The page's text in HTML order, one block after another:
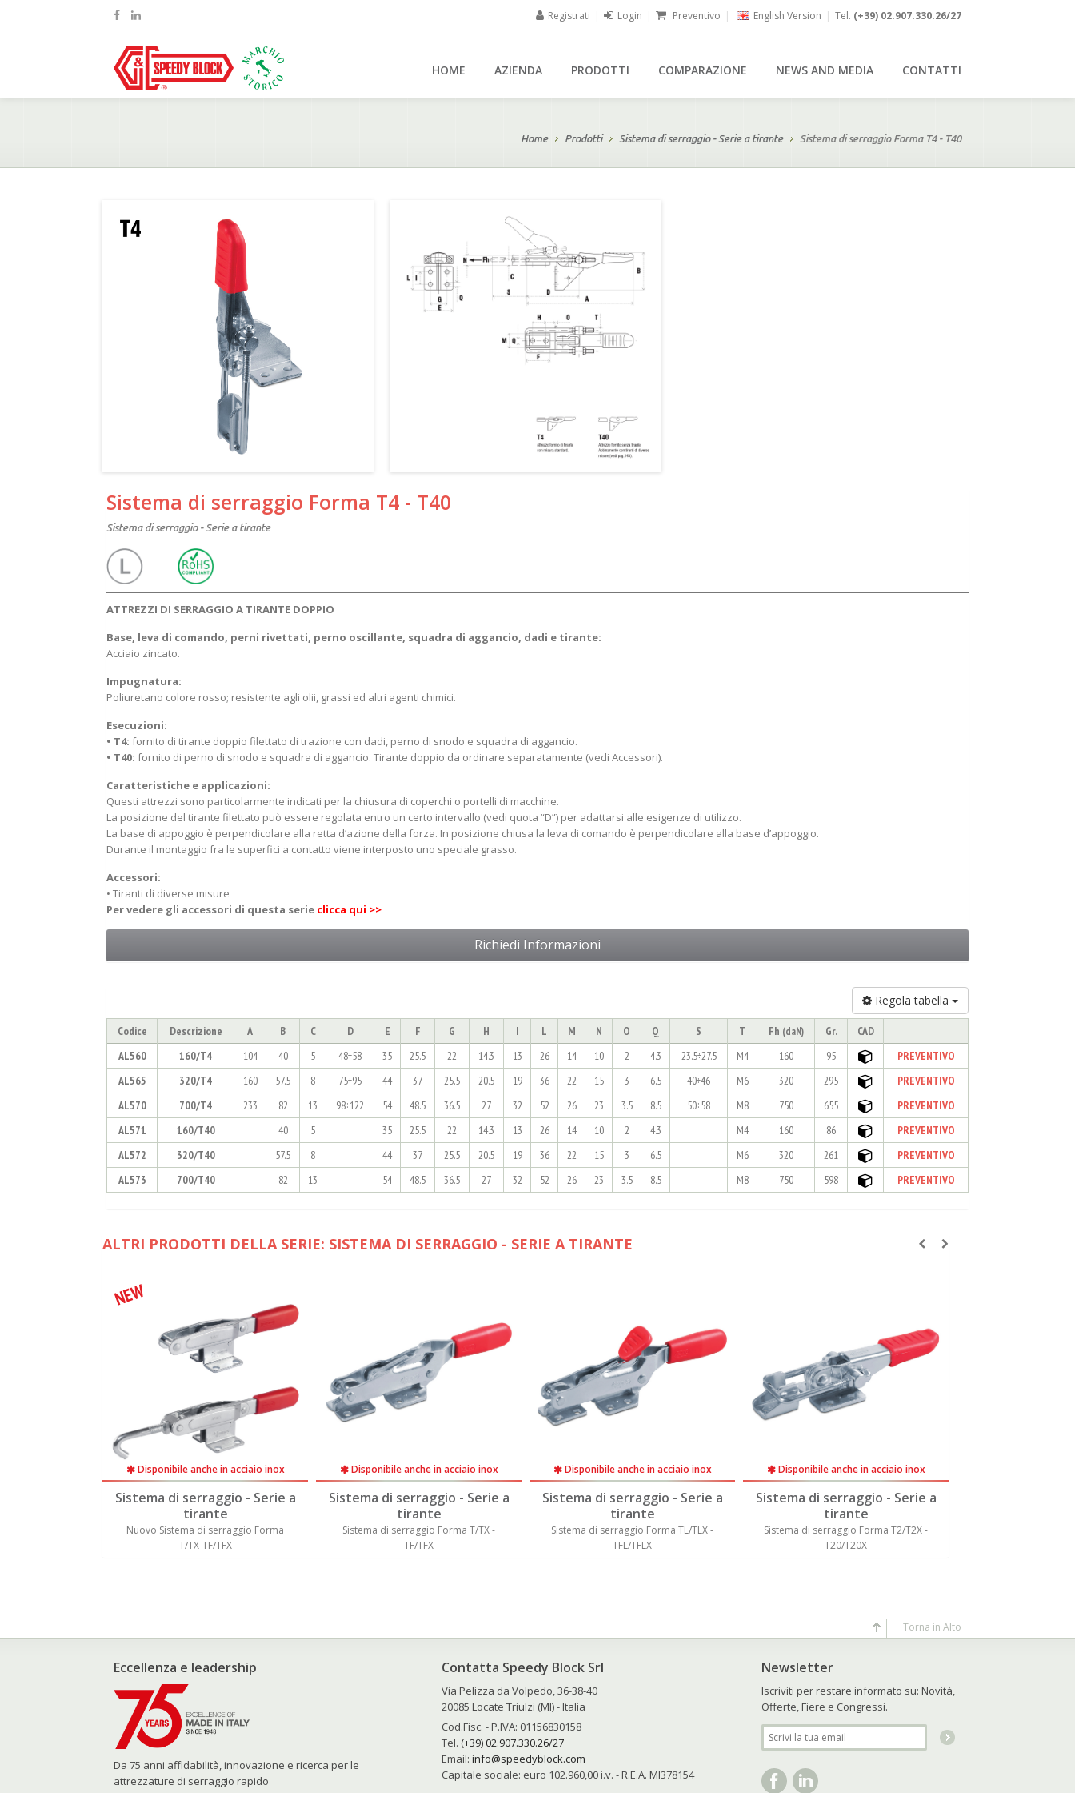
Registrati | Login | Preventivo | English Version | Tel. (+39) 02.907.330.26/27
HOME AZIENDA PRODOTTI COMPARAZIONE NEWS AND MEDIA CONTATTI
Home Prodotti Sistema di serraggio - Serie a tirante Sistema di serraggio Forma T4 - T40
Sistema di serraggio Forma T4 - T40
Sistema di serraggio - Serie a tirante
ATTREZZI DI SERRAGGIO A TIRANTE DOPPIO
Base, leva di comando, perni rivettati, perno oscillante, squadra di aggancio, dadi e tirante:
Acciaio zincato.
Impugnatura:
Poliuretano colore rosso; resistente agli olii, grassi ed altri agenti chimici.
Esecuzioni:
• T4: fornito di tirante doppio filettato di trazione con dadi, perno di snodo e squadra di aggancio.
• T40: fornito di perno di snodo e squadra di aggancio. Tirante doppio da ordinare separatamente (vedi Accessori).
Caratteristiche e applicazioni:
Questi attrezzi sono particolarmente indicati per la chiusura di coperchi o portelli di macchine.
La posizione del tirante filettato può essere regolata entro un certo intervallo (vedi quota “D”) per adattarsi alle esigenze di utilizzo.
La base di appoggio è perpendicolare alla retta d’azione della forza. In posizione chiusa la leva di comando è perpendicolare alla base d’appoggio.
Durante il montaggio fra le superfici a contatto viene interposto uno speciale grasso.
Accessori:
• Tiranti di diverse misure
Per vedere gli accessori di questa serie clicca qui >>
Richiedi Informazioni
Regola tabella
Codice Descrizione A B C D E F G H I L M N O Q S T Fh (daN) Gr.
CAD
AL560
160/T4 104 40 5 48÷58 35 25.5 22 14.3 13 26 14 10 2 4.3 23.5÷27.5 M4 160 95
PREVENTIVO
AL565
320/T4 160 57.5 8 75÷95 44 37 25.5 20.5 19 36 22 15 3 6.5 40÷46 M6 320 295
PREVENTIVO
AL570
700/T4 233 82 13 98÷122 54 48.5 36.5 27 32 52 26 23 3.5 8.5 50÷58 M8 750 655
PREVENTIVO
AL571
160/T40 40 5 35 25.5 22 14.3 13 26 14 10 2 4.3 M4 160 86
PREVENTIVO
AL572
320/T40 57.5 8 44 37 25.5 20.5 19 36 22 15 3 6.5 M6 320 261
PREVENTIVO
AL573
700/T40 82 13 54 48.5 36.5 27 32 52 26 23 3.5 8.5 M8 750 598 PREVENTIVO
ALTRI PRODOTTI DELLA SERIE: SISTEMA DI SERRAGGIO - SERIE A TIRANTE
Disponibile anche in acciaio inox
Sistema di serraggio - Serie a
tirante
Sistema di serraggio Forma T/TX -
TF/TFX
Disponibile anche in acciaio inox
Sistema di serraggio - Serie a
tirante
Sistema di serraggio Forma TL/TLX -
TFL/TFLX
Disponibile anche in acciaio inox
Sistema di serraggio - Serie a
tirante
Sistema di serraggio Forma T2/T2X -
T20/T20X
Disponibile anche in acciaio inox
Sistema di serraggio - Serie a
tirante
Sistema di serraggio Forma T6/T16 -
T60/T160
Eccellenza e leadership
Da 75 anni affidabilità, innovazione e ricerca per le
attrezzature di serraggio rapido
Contatta Speedy Block Srl
Via Pelizza da Volpedo, 36-38-40
20085 Locate Triulzi (MI) - Italia
Cod.Fisc. - P.IVA: 01156830158
Tel. (+39) 02.907.330.26/27
Email: info@speedyblock.com
Capitale sociale: euro 102.960,00 i.v. - R.E.A. MI378154
Newsletter
Iscriviti per restare informato su: Novità,
Offerte, Fiere e Congressi.
Torna in Alto